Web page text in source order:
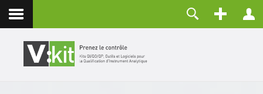
Contact
Mot de passe